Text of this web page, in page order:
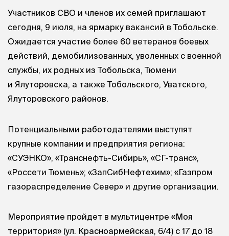
Участников СВО и членов их семей приглашают
сегодня, 9 июля, на ярмарку вакансий в Тобольске.
Ожидается участие более 60 ветеранов боевых
действий, демобилизованных, уволенных с военной
службы, их родных из Тобольска, Тюмени
и Ялуторовска, а также Тобольского, Уватского,
Ялуторовского районов.
Потенциальными работодателями выступят
крупные компании и предприятия региона:
«СУЭНКО», «Транснефть-Сибирь», «СГ-транс»,
«Россети Тюмень»; «ЗапСибНефтехим»; «Газпром
газораспределение Север» и другие организации.
Мероприятие пройдет в мультицентре «Моя
территория» (ул. Красноармейская, 6/4) с 17 до 18